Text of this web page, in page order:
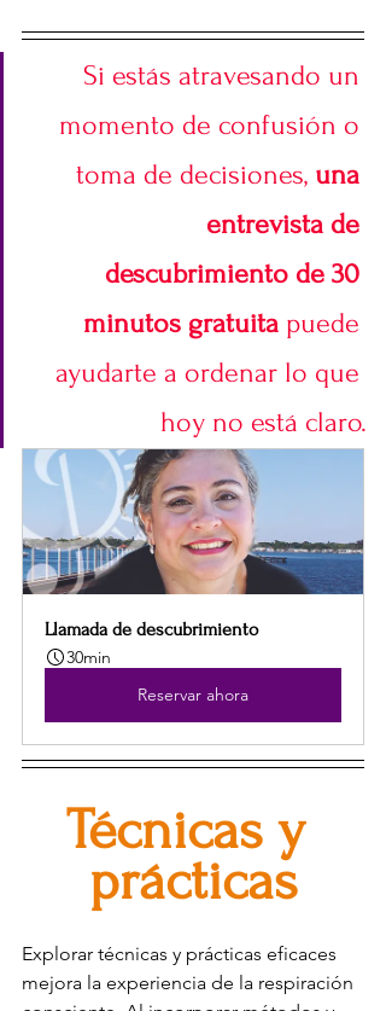
Si estás atravesando un
momento de confusión o
toma de decisiones, una
entrevista de
descubrimiento de 30
minutos gratuita puede
ayudarte a ordenar lo que
hoy no está claro.
Llamada de descubrimiento
30min
Reservar ahora
Técnicas y
prácticas
Explorar técnicas y prácticas eficaces
mejora la experiencia de la respiración